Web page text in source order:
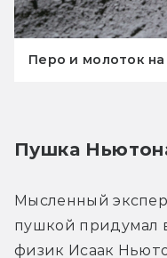
Перо и молоток
Пушка
Мысленный
пушкой придумал
физик Исаак